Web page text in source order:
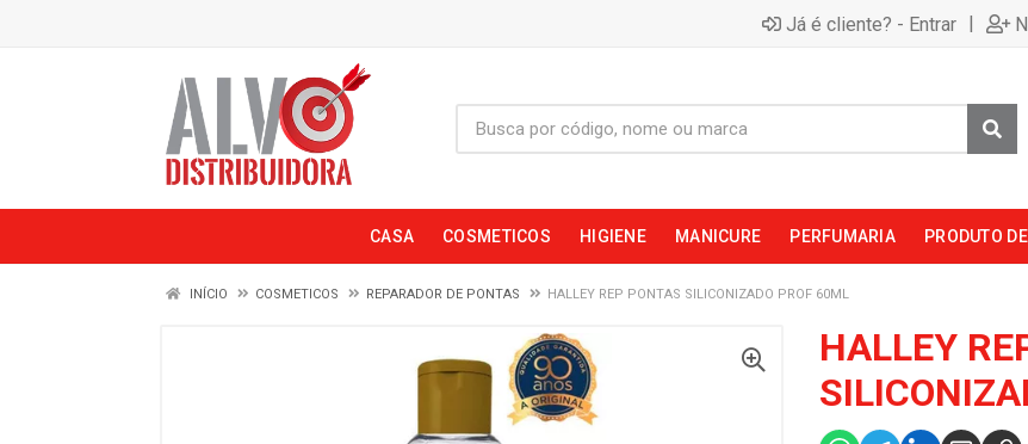
Já é cliente? - Entrar |
CASA COSMETICOS HIGIENE MANICURE PERFUMARIA PRODUTO
INÍCIO COSMETICOS REPARADOR DE PONTAS HALLEY REP PONTAS SILICONIZADO PROF 60ML
HALLEY